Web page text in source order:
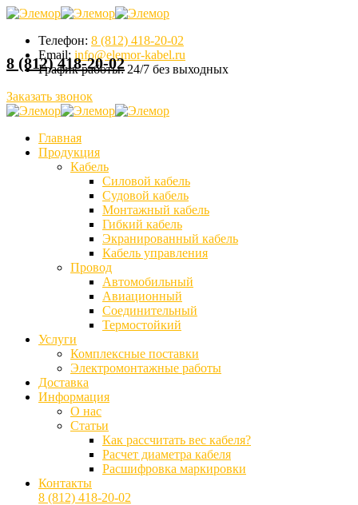
Телефон: 8 (812) 418-20-02
Email: info@elemor-kabel.ru
График работы: 24/7 без выходных
Заказать звонок
8 (812) 418-20-02
Главная
Продукция
Кабель
Силовой кабель
Судовой кабель
Монтажный кабель
Гибкий кабель
Экранированный кабель
Кабель управления
Провод
Автомобильный
Авиационный
Соединительный
Термостойкий
Услуги
Комплексные поставки
Электромонтажные работы
Доставка
Информация
О нас
Статьи
Как рассчитать вес кабеля?
Расчет диаметра кабеля
Расшифровка маркировки
Контакты
8 (812) 418-20-02